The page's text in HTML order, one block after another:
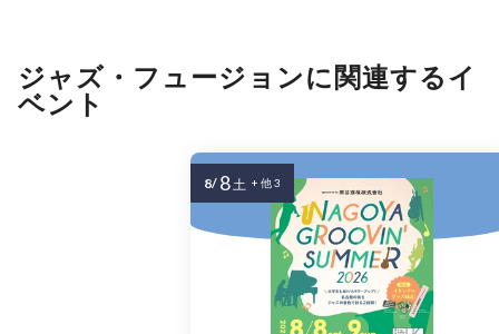
ジャズ・フュージョンに関連するイ
ベント
8/ 8土 + 他 3